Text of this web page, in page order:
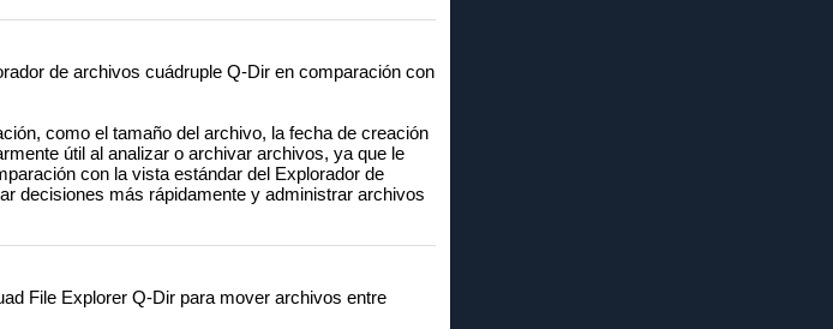
de archivos cuádruple Q-Dir en comparación con
como el tamaño del archivo, la fecha de creación
útil al analizar o archivar archivos, ya que le
con la vista estándar del Explorador de
decisiones más rápidamente y administrar archivos
File Explorer Q-Dir para mover archivos entre